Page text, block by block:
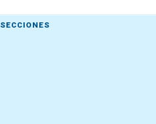
SECCIONES